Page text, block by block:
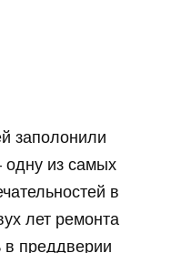
заполонили
из самых
в
лет ремонта
в преддверии